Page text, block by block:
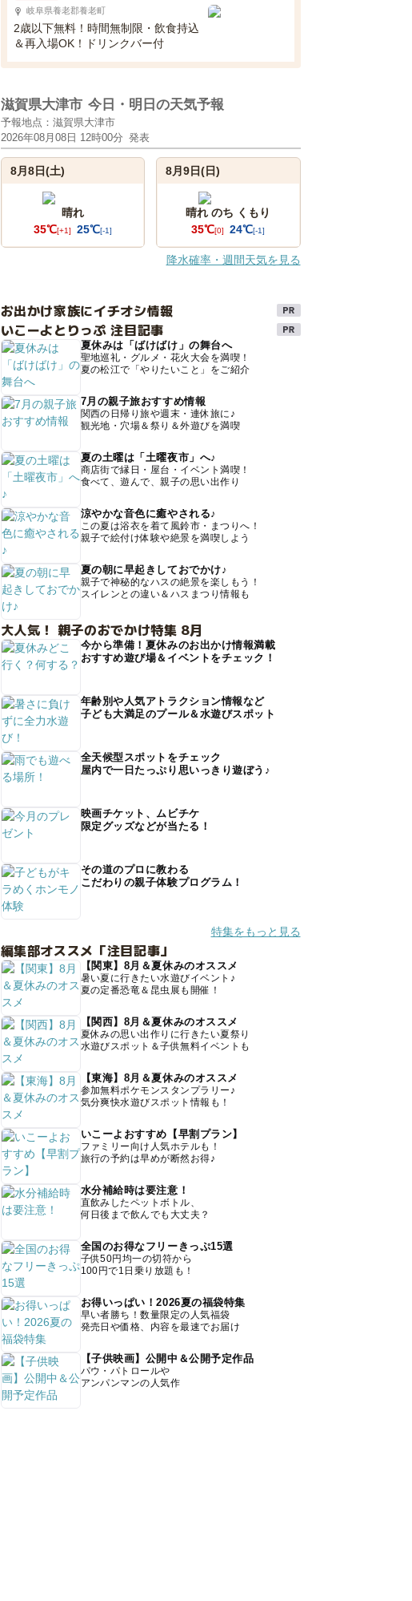
岐阜県養老郡養老町
2歳以下無料！時間無制限・飲食持込
＆再入場OK！ドリンクバー付
滋賀県大津市 今日・明日の天気予報
予報地点：滋賀県大津市
2026年08月08日 12時00分 発表
8月8日(土)
晴れ
35℃[+1] 25℃[-1]
8月9日(日)
晴れ のち くもり
35℃[0] 24℃[-1]
降水確率・週間天気を見る
お出かけ家族にイチオシ情報
いこーよとりっぷ 注目記事
夏休みは「ばけばけ」の舞台へ
聖地巡礼・グルメ・花火大会を満喫！
夏の松江で「やりたいこと」をご紹介
7月の親子旅おすすめ情報
関西の日帰り旅や週末・連休旅に♪
観光地・穴場＆祭り＆外遊びを満喫
夏の土曜は「土曜夜市」へ♪
商店街で縁日・屋台・イベント満喫！
食べて、遊んで、親子の思い出作り
涼やかな音色に癒やされる♪
この夏は浴衣を着て風鈴市・まつりへ！
親子で絵付け体験や絶景を満喫しよう
夏の朝に早起きしておでかけ♪
親子で神秘的なハスの絶景を楽しもう！
スイレンとの違い＆ハスまつり情報も
大人気！ 親子のおでかけ特集 8月
今から準備！夏休みのお出かけ情報満載
おすすめ遊び場＆イベントをチェック！
年齢別や人気アトラクション情報など
子ども大満足のプール＆水遊びスポット
全天候型スポットをチェック
屋内で一日たっぷり思いっきり遊ぼう♪
映画チケット、ムビチケ
限定グッズなどが当たる！
その道のプロに教わる
こだわりの親子体験プログラム！
特集をもっと見る
編集部オススメ「注目記事」
【関東】8月＆夏休みのオススメ
暑い夏に行きたい水遊びイベント♪
夏の定番恐竜＆昆虫展も開催！
【関西】8月＆夏休みのオススメ
夏休みの思い出作りに行きたい夏祭り
水遊びスポット＆子供無料イベントも
【東海】8月＆夏休みのオススメ
参加無料ポケモンスタンプラリー♪
気分爽快水遊びスポット情報も！
いこーよおすすめ【早割プラン】
ファミリー向け人気ホテルも！
旅行の予約は早めが断然お得♪
水分補給時は要注意！
直飲みしたペットボトル、
何日後まで飲んでも大丈夫？
全国のお得なフリーきっぷ15選
子供50円均一の切符から
100円で1日乗り放題も！
お得いっぱい！2026夏の福袋特集
早い者勝ち！数量限定の人気福袋
発売日や価格、内容を最速でお届け
【子供映画】公開中＆公開予定作品
パウ・パトロールや
アンパンマンの人気作